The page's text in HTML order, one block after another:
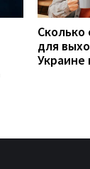
для
Украине